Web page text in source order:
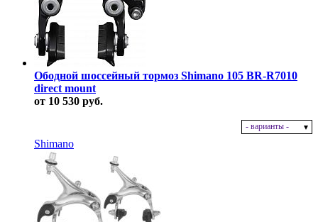
Ободной шоссейный тормоз Shimano 105 BR-R7010
direct mount
от 10 530 руб.
- варианты -
Shimano